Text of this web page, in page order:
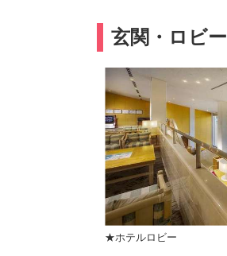
玄関・ロビー
★ホテルロビー